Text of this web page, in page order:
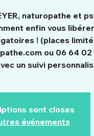
naturopathe et
enfin vous
! (places
ou 06 64 02
un suivi
sont closes
événements